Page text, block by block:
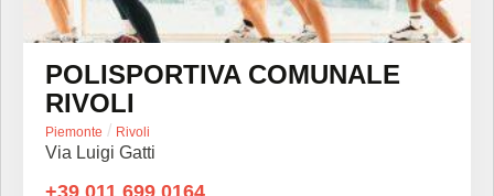
POLISPORTIVA COMUNALE
RIVOLI
Piemonte / Rivoli
Via Luigi Gatti
+39 011 699 0164